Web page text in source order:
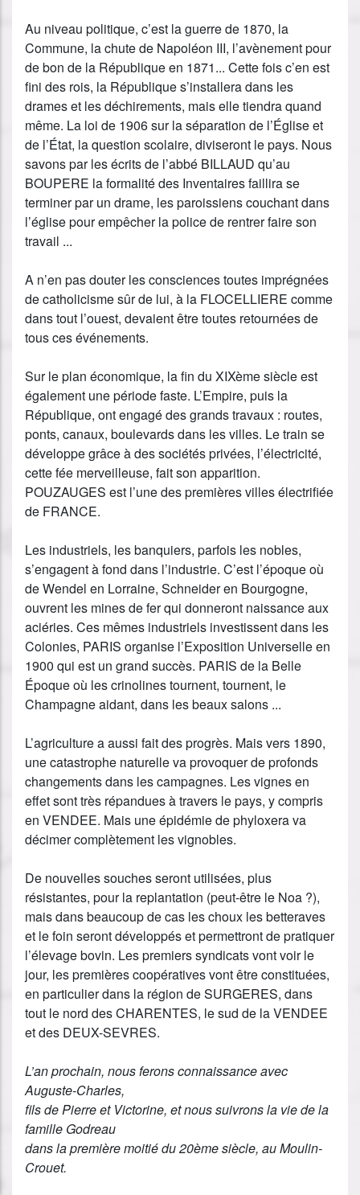
Au niveau politique, c’est la guerre de 1870, la
Commune, la chute de Napoléon III, l’avènement pour
de bon de la République en 1871... Cette fois c’en est
fini des rois, la République s’installera dans les
drames et les déchirements, mais elle tiendra quand
même. La loi de 1906 sur la séparation de l’Église et
de l’État, la question scolaire, diviseront le pays. Nous
savons par les écrits de l’abbé BILLAUD qu’au
BOUPERE la formalité des Inventaires faillira se
terminer par un drame, les paroissiens couchant dans
l’église pour empêcher la police de rentrer faire son
travail ...
A n’en pas douter les consciences toutes imprégnées
de catholicisme sûr de lui, à la FLOCELLIERE comme
dans tout l’ouest, devaient être toutes retournées de
tous ces événements.
Sur le plan économique, la fin du XIXème siècle est
également une période faste. L’Empire, puis la
République, ont engagé des grands travaux : routes,
ponts, canaux, boulevards dans les villes. Le train se
développe grâce à des sociétés privées, l’électricité,
cette fée merveilleuse, fait son apparition.
POUZAUGES est l’une des premières villes électrifiée
de FRANCE.
Les industriels, les banquiers, parfois les nobles,
s’engagent à fond dans l’industrie. C’est l’époque où
de Wendel en Lorraine, Schneider en Bourgogne,
ouvrent les mines de fer qui donneront naissance aux
aciéries. Ces mêmes industriels investissent dans les
Colonies, PARIS organise l’Exposition Universelle en
1900 qui est un grand succès. PARIS de la Belle
Époque où les crinolines tournent, tournent, le
Champagne aidant, dans les beaux salons ...
L’agriculture a aussi fait des progrès. Mais vers 1890,
une catastrophe naturelle va provoquer de profonds
changements dans les campagnes. Les vignes en
effet sont très répandues à travers le pays, y compris
en VENDEE. Mais une épidémie de phyloxera va
décimer complètement les vignobles.
De nouvelles souches seront utilisées, plus
résistantes, pour la replantation (peut-être le Noa ?),
mais dans beaucoup de cas les choux les betteraves
et le foin seront développés et permettront de pratiquer
l’élevage bovin. Les premiers syndicats vont voir le
jour, les premières coopératives vont être constituées,
en particulier dans la région de SURGERES, dans
tout le nord des CHARENTES, le sud de la VENDEE
et des DEUX-SEVRES.
L’an prochain, nous ferons connaissance avec
Auguste-Charles,
fils de Pierre et Victorine, et nous suivrons la vie de la
famille Godreau
dans la première moitié du 20ème siècle, au Moulin-
Crouet.